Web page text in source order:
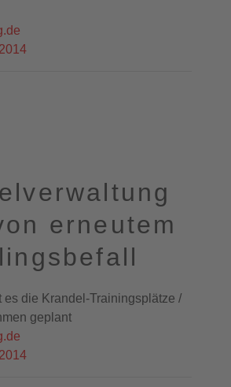
erneutem
es die Krandel-Trainingsplätze /
geplant